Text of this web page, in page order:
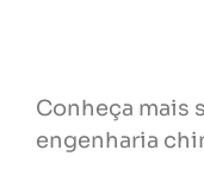
Conheça mais
engenharia